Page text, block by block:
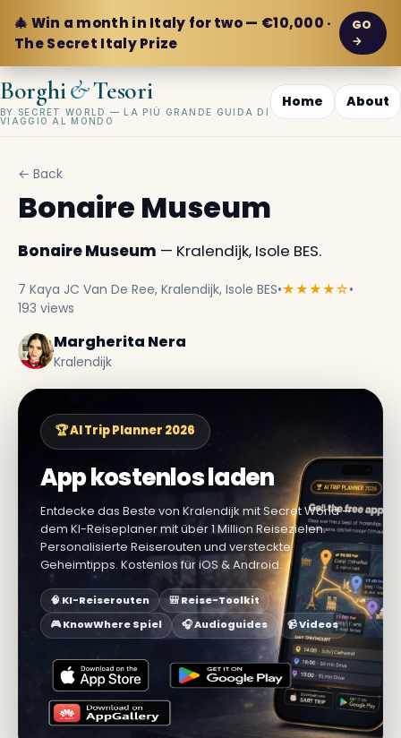
🎄 Win a month in Italy for two — €10,000 ·
The Secret Italy Prize
GO
→
Borghi&Tesori
BY SECRET WORLD — LA PIÙ GRANDE GUIDA DI
VIAGGIO AL MONDO
Home About
← Back
Bonaire Museum
Bonaire Museum — Kralendijk, Isole BES.
7 Kaya JC Van De Ree, Kralendijk, Isole BES•★★★★☆•
193 views
Margherita Nera
Kralendijk
🏆 AI Trip Planner 2026
App kostenlos laden
Entdecke das Beste von Kralendijk mit Secret World —
dem KI-Reiseplaner mit über 1 Million Reisezielen.
Personalisierte Reiserouten und versteckte
Geheimtipps. Kostenlos für iOS & Android.
🧠 KI-Reiserouten
🎒 Reise-Toolkit
🎮 KnowWhere Spiel
🎧 Audioguides 📹 Videos